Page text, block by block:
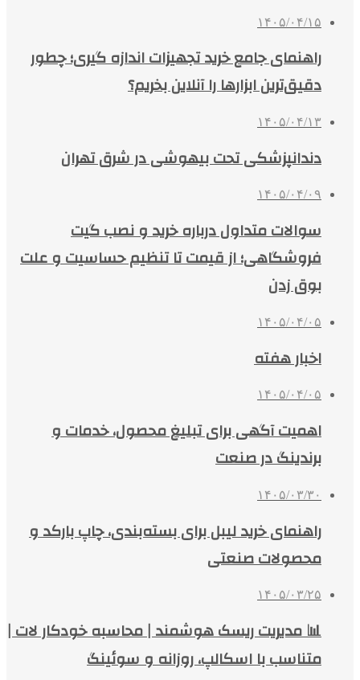
۱۴۰۵/۰۴/۱۵
راهنمای جامع خرید تجهیزات اندازه گیری؛ چطور
دقیق‌ترین ابزارها را آنلاین بخریم؟
۱۴۰۵/۰۴/۱۳
دندانپزشکی تحت بیهوشی در شرق تهران
۱۴۰۵/۰۴/۰۹
سوالات متداول درباره خرید و نصب گیت
فروشگاهی؛ از قیمت تا تنظیم حساسیت و علت
بوق زدن
۱۴۰۵/۰۴/۰۵
اخبار هفته
۱۴۰۵/۰۴/۰۵
اهمیت آگهی برای تبلیغ محصول، خدمات و
برندینگ در صنعت
۱۴۰۵/۰۳/۳۰
راهنمای خرید لیبل برای بسته‌بندی، چاپ بارکد و
محصولات صنعتی
۱۴۰۵/۰۳/۲۵
📊 مدیریت ریسک هوشمند | محاسبه خودکار لات |
متناسب با اسکالپ، روزانه و سوئینگ